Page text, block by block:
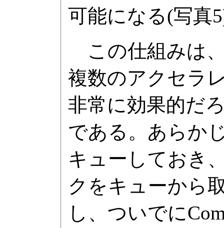
可能になる(写真
この仕組みは
複数のアクセラ
非常に効果的だ
である。あらか
キューしておき
クをキューから
し、ついでに